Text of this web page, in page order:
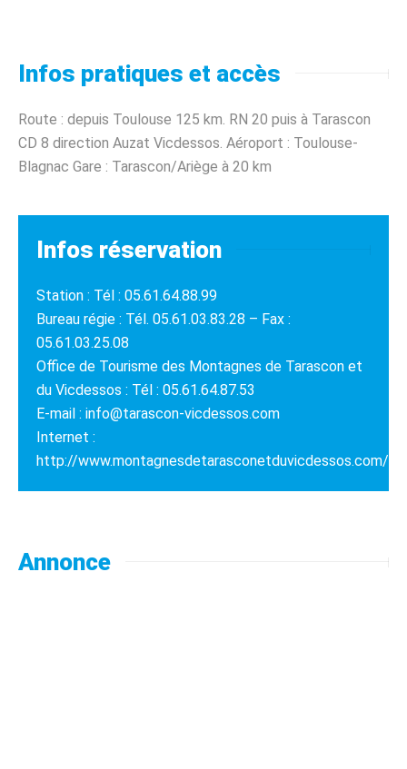
Infos pratiques et accès
Route : depuis Toulouse 125 km. RN 20 puis à Tarascon
CD 8 direction Auzat Vicdessos. Aéroport : Toulouse-
Blagnac Gare : Tarascon/Ariège à 20 km
Infos réservation
Station : Tél : 05.61.64.88.99
Bureau régie : Tél. 05.61.03.83.28 – Fax :
05.61.03.25.08
Office de Tourisme des Montagnes de Tarascon et
du Vicdessos : Tél : 05.61.64.87.53
E-mail : info@tarascon-vicdessos.com
Internet :
http://www.montagnesdetarasconetduvicdessos.com/
Annonce